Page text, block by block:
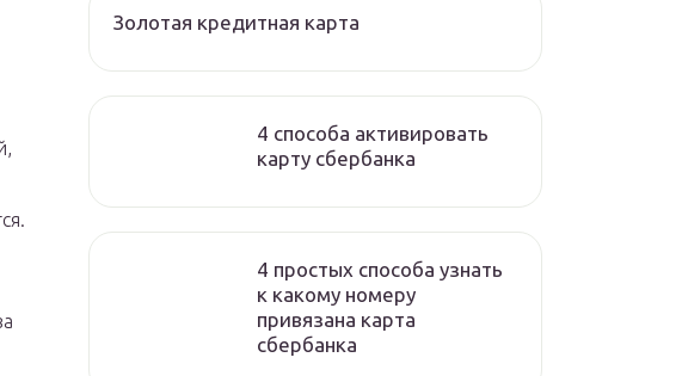
Золотая кредитная карта
4 способа активировать
карту сбербанка
4 простых способа узнать
к какому номеру
привязана карта
сбербанка